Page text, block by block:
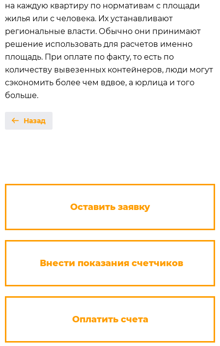
на каждую квартиру по нормативам с площади
жилья или с человека. Их устанавливают
региональные власти. Обычно они принимают
решение использовать для расчетов именно
площадь. При оплате по факту, то есть по
количеству вывезенных контейнеров, люди могут
сэкономить более чем вдвое, а юрлица и того
больше.
Назад
Оставить заявку
Внести показания счетчиков
Оплатить счета